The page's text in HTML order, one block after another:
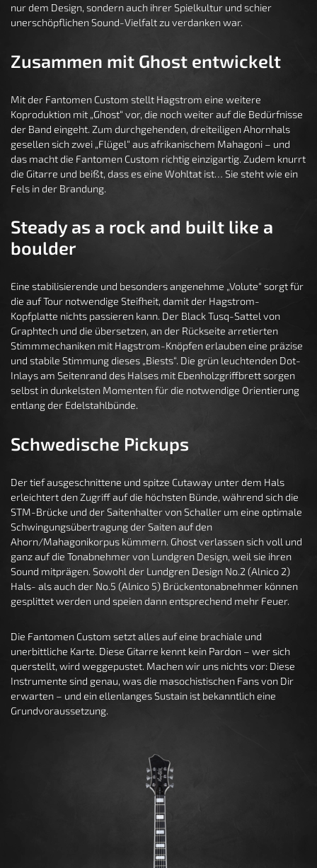
nur dem Design, sondern auch ihrer Spielkultur und schier
unerschöpflichen Sound-Vielfalt zu verdanken war.
Zusammen mit Ghost entwickelt
Mit der Fantomen Custom stellt Hagstrom eine weitere
Koproduktion mit „Ghost“ vor, die noch weiter auf die Bedürfnisse
der Band eingeht. Zum durchgehenden, dreiteiligen Ahornhals
gesellen sich zwei „Flügel“ aus afrikanischem Mahagoni – und
das macht die Fantomen Custom richtig einzigartig. Zudem knurrt
die Gitarre und beißt, dass es eine Wohltat ist… Sie steht wie ein
Fels in der Brandung.
Steady as a rock and built like a
boulder
Eine stabilisierende und besonders angenehme „Volute“ sorgt für
die auf Tour notwendige Steifheit, damit der Hagstrom-
Kopfplatte nichts passieren kann. Der Black Tusq-Sattel von
Graphtech und die übersetzen, an der Rückseite arretierten
Stimmmechaniken mit Hagstrom-Knöpfen erlauben eine präzise
und stabile Stimmung dieses „Biests“. Die grün leuchtenden Dot-
Inlays am Seitenrand des Halses mit Ebenholzgriffbrett sorgen
selbst in dunkelsten Momenten für die notwendige Orientierung
entlang der Edelstahlbünde.
Schwedische Pickups
Der tief ausgeschnittene und spitze Cutaway unter dem Hals
erleichtert den Zugriff auf die höchsten Bünde, während sich die
STM-Brücke und der Saitenhalter von Schaller um eine optimale
Schwingungsübertragung der Saiten auf den
Ahorn/Mahagonikorpus kümmern. Ghost verlassen sich voll und
ganz auf die Tonabnehmer von Lundgren Design, weil sie ihren
Sound mitprägen. Sowohl der Lundgren Design No.2 (Alnico 2)
Hals- als auch der No.5 (Alnico 5) Brückentonabnehmer können
gesplittet werden und speien dann entsprechend mehr Feuer.
Die Fantomen Custom setzt alles auf eine brachiale und
unerbittliche Karte. Diese Gitarre kennt kein Pardon – wer sich
querstellt, wird weggepustet. Machen wir uns nichts vor: Diese
Instrumente sind genau, was die masochistischen Fans von Dir
erwarten – und ein ellenlanges Sustain ist bekanntlich eine
Grundvoraussetzung.